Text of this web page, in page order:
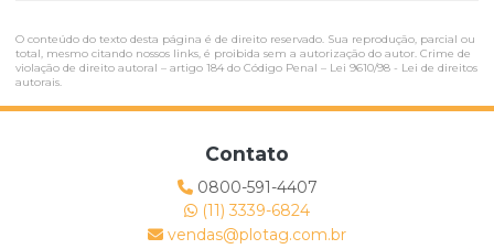
Papel sulfite para sublimação
Plotter de impressão preço
O conteúdo do texto desta página é de direito reservado. Sua reprodução, parcial ou
total, mesmo citando nossos links, é proibida sem a autorização do autor. Crime de
violação de direito autoral – artigo 184 do Código Penal – Lei 9610/98 - Lei de direitos
autorais.
Contato
0800-591-4407
(11) 3339-6824
vendas@plotag.com.br